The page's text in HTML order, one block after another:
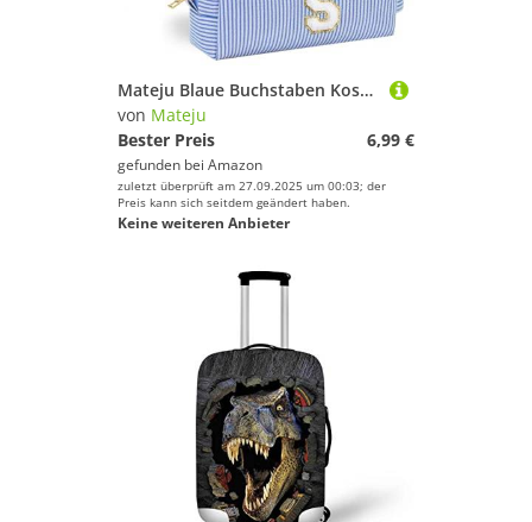
Mateju Blaue Buchstaben Kosmetiktasche, Kulturtasche Damen, Großes Tragbare Kulturbeutel, 2Pcs Make up Tasche, Kosmetiktasche Klein mit Reißverschluss für Tägliche Reisen (S)
von Mateju
Bester Preis
6,99 €
gefunden bei Amazon
zuletzt überprüft am 27.09.2025 um 00:03; der
Preis kann sich seitdem geändert haben.
Keine weiteren Anbieter